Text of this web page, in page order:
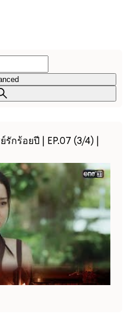
กร้อยปี | EP.07 (3/4) |